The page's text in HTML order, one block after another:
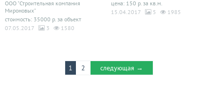
ООО "Строительная компания
Мироновых"
стоимость: 35000 р. за объект
07.05.2017
3 1580
цена: 150 р. за кв.м.
15.04.2017
5 1985
1 2 следующая →